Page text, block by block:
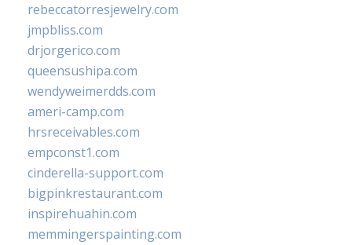
rebeccatorresjewelry.com
jmpbliss.com
drjorgerico.com
queensushipa.com
wendyweimerdds.com
ameri-camp.com
hrsreceivables.com
empconst1.com
cinderella-support.com
bigpinkrestaurant.com
inspirehuahin.com
memmingerspainting.com